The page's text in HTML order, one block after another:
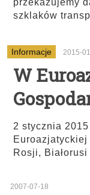
przekazujemy
szklaków
Informacje 2015-
W
2 stycznia
Rosji, Białorusi
2007-07-18